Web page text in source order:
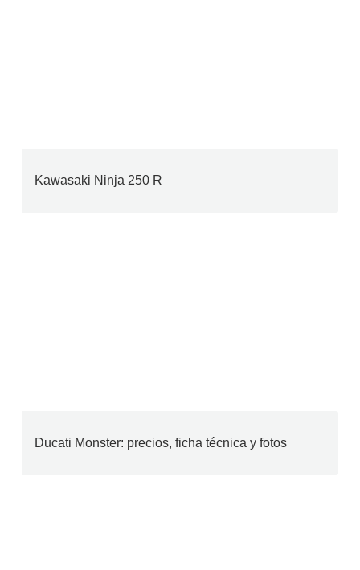
Kawasaki Ninja 250 R
Ducati Monster: precios, ficha técnica y fotos